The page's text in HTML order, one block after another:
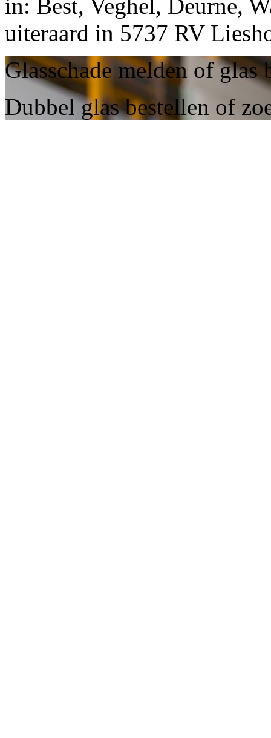
in: Best, Veghel, Deurne,
uiteraard in 5737 RV
Glasschade melden of glas
Dubbel glas bestellen of